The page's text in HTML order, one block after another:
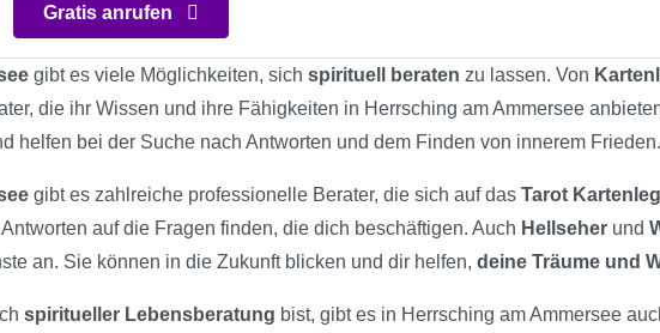
Gratis anrufen
gibt es viele Möglichkeiten, sich spirituell beraten zu lassen. Von
die ihr Wissen und ihre Fähigkeiten in Herrsching am Ammersee
helfen bei der Suche nach Antworten und dem Finden von innerem Frieden.
gibt es zahlreiche professionelle Berater, die sich auf das Tarot
auf die Fragen finden, die dich beschäftigen. Auch Hellseher und
an. Sie können in die Zukunft blicken und dir helfen, deine Träume und
spiritueller Lebensberatung bist, gibt es in Herrsching am Ammersee